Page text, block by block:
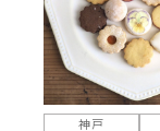
神戸